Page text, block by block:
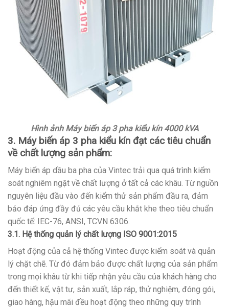
Hình ảnh Máy biến áp 3 pha kiểu kín 4000 kVA
3. Máy biến áp 3 pha kiểu kín đạt các tiêu chuẩn
về chất lượng sản phẩm:
Máy biến áp dầu ba pha của Vintec trải qua quá trình kiểm
soát nghiêm ngặt về chất lượng ở tất cả các khâu. Từ nguồn
nguyên liệu đầu vào đến kiểm thử sản phẩm đầu ra, đảm
bảo đáp ứng đầy đủ các yêu cầu khắt khe theo tiêu chuẩn
quốc tế: IEC-76, ANSI, TCVN 6306.
3.1. Hệ thống quản lý chất lượng ISO 9001:2015
Hoạt động của cả hệ thống Vintec được kiểm soát và quản
lý chặt chẽ. Từ đó đảm bảo được chất lượng của sản phẩm
trong mọi khâu từ khi tiếp nhận yêu cầu của khách hàng cho
đến thiết kế, vật tư, sản xuất, lắp ráp, thử nghiệm, đóng gói,
giao hàng, hậu mãi đều hoạt động theo những quy trình